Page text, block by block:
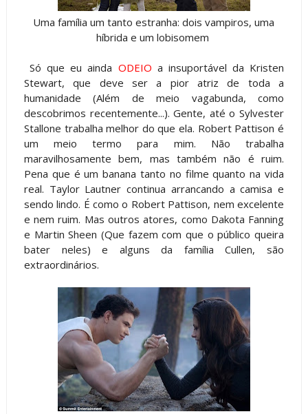
Uma família um tanto estranha: dois vampiros, uma
híbrida e um lobisomem
Só que eu ainda ODEIO a insuportável da Kristen
Stewart, que deve ser a pior atriz de toda a
humanidade (Além de meio vagabunda, como
descobrimos recentemente...). Gente, até o Sylvester
Stallone trabalha melhor do que ela. Robert Pattison é
um meio termo para mim. Não trabalha
maravilhosamente bem, mas também não é ruim.
Pena que é um banana tanto no filme quanto na vida
real. Taylor Lautner continua arrancando a camisa e
sendo lindo. É como o Robert Pattison, nem excelente
e nem ruim. Mas outros atores, como Dakota Fanning
e Martin Sheen (Que fazem com que o público queira
bater neles) e alguns da família Cullen, são
extraordinários.